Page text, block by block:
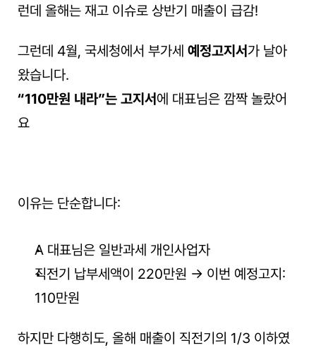
런데 올해는 재고 이슈로 상반기 매출이 급감!
그런데 4월, 국세청에서 부가세 예정고지서 가 날아
왔습니다.
“110만원 내라”는 고지서 에 대표님은 깜짝 놀랐어
요
이유는 단순합니다:
A 대표님은 일반과세 개인사업자
직전기 납부세액이 220만원 → 이번 예정고지:
110만원
하지만 다행히도, 올해 매출이 직전기의 1/3 이하였